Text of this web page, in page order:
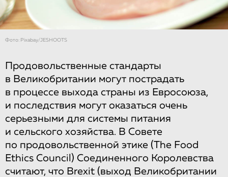
Фото: Рixabay/JESHOOTS
Продовольственные стандарты
в Великобритании могут пострадать
в процессе выхода страны из Евросоюза,
и последствия могут оказаться очень
серьезными для системы питания
и сельского хозяйства. В Совете
по продовольственной этике (The Food
Ethics Council) Соединенного Королевства
считают, что Brexit (выход Великобритании